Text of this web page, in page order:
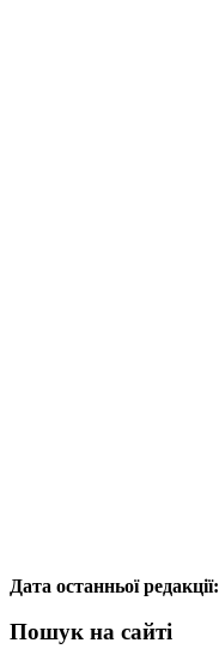
Дата останньої редакції:
Пошук на сайті